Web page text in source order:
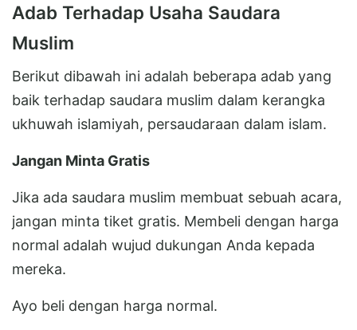
Adab Terhadap Usaha Saudara
Muslim
Berikut dibawah ini adalah beberapa adab yang
baik terhadap saudara muslim dalam kerangka
ukhuwah islamiyah, persaudaraan dalam islam.
Jangan Minta Gratis
Jika ada saudara muslim membuat sebuah acara,
jangan minta tiket gratis. Membeli dengan harga
normal adalah wujud dukungan Anda kepada
mereka.
Ayo beli dengan harga normal.